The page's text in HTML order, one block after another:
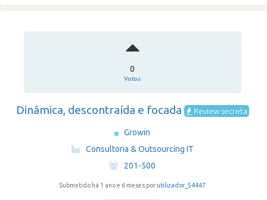
0
Votos
Dinâmica, descontraída e focada Review secreta
Growin
·
Consultoria & Outsourcing IT
·
201-500
Submetido há 1 ano e 6 meses por utilizador_54447